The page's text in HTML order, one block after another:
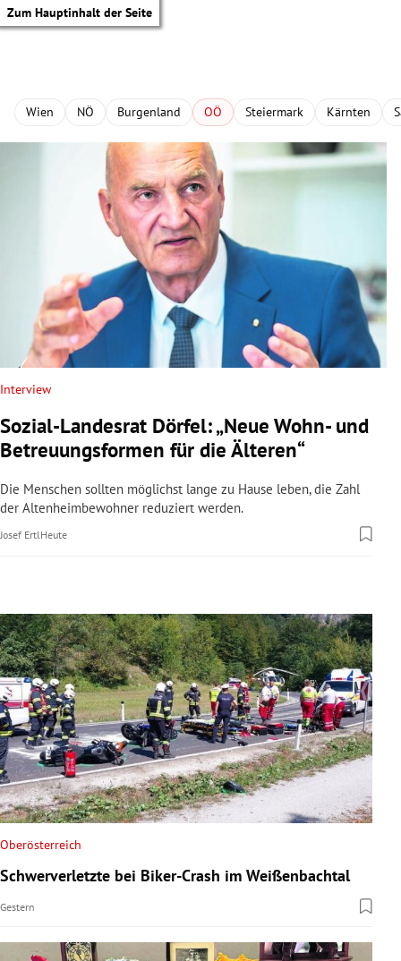
Zum Hauptinhalt der Seite
Untermenü
Untermenü
Untermenü
Untermenü
Untermenü
Untermenü
Untermenü
Wien NÖ Burgenland OÖ Steiermark Kärnten
Interview
Sozial-Landesrat Dörfel: „Neue Wohn- und
Betreuungsformen für die Älteren“
Die Menschen sollten möglichst lange zu Hause leben, die Zahl
der Altenheimbewohner reduziert werden.
Josef Ertl Heute
Oberösterreich
Schwerverletzte bei Biker-Crash im Weißenbachtal
Gestern